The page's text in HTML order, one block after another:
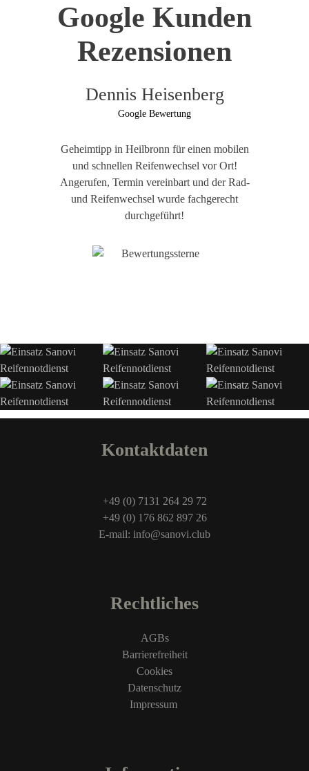
Google Kunden
Rezensionen
Dennis Heisenberg
Google Bewertung
Geheimtipp in Heilbronn für einen mobilen
und schnellen Reifenwechsel vor Ort!
Angerufen, Termin vereinbart und der Rad-
und Reifenwechsel wurde fachgerecht
durchgeführt!
Kontaktdaten
+49 (0) 7131 264 29 72
+49 (0) 176 862 897 26
E-mail: info@sanovi.club
Rechtliches
AGBs
Barrierefreiheit
Cookies
Datenschutz
Impressum